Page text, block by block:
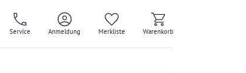
Service Anmeldung Merkliste Warenkorb